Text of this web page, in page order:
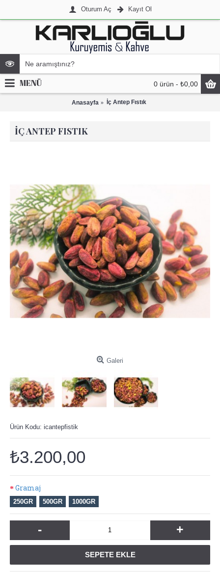
Oturum Aç Kayıt Ol
0 ürün - ₺0,00
MENÜ
Anasayfa İç Antep Fıstık
İÇ ANTEP FISTIK
Galeri
Ürün Kodu: icantepfistik
₺3.200,00
Gramaj
250GR 500GR 1000GR
- +
SEPETE EKLE